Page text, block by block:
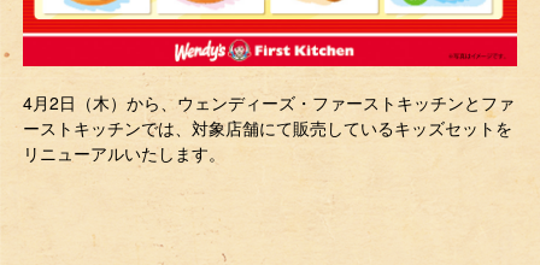
4月2日（木）から、ウェンディーズ・ファーストキッチンとファ
ーストキッチンでは、対象店舗にて販売しているキッズセットを
リニューアルいたします。